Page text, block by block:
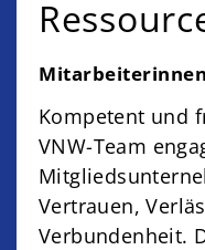
Kompetent und
VNW-Team
Vertrauen,
Verbundenheit.